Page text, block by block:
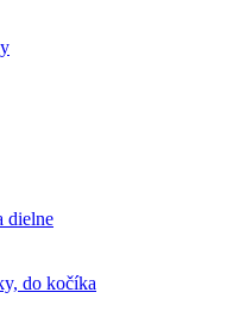
dielne
do kočíka